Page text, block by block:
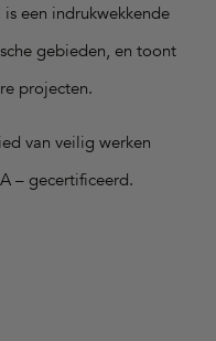
is een indrukwekkende
gebieden, en toont
projecten.
van veilig werken
– gecertificeerd.